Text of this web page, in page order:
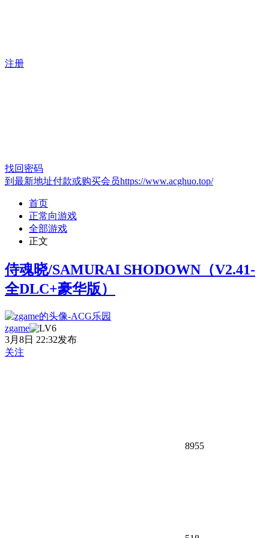
注册
找回密码
到最新地址付款或购买会员https://www.acghuo.top/
首页
正常向游戏
全部游戏
正文
侍魂晓/SAMURAI SHODOWN（V2.41-
全DLC+豪华版）
zgame
3月8日 22:32发布
关注
8955